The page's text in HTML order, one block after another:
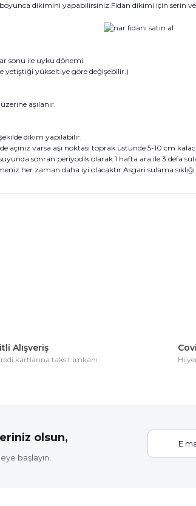
dikimini yapabilirsiniz.Fidan dikimi için serin
sonu ile uyku dönemi.
yetiştiği yükseltiye göre değişebilir.)
aşılanır.
dikim yapılabilir.
varsa aşı noktası toprak üstünde 5-10 cm
sonran periyodik olarak 1 hafta ara ile 3 defa
her zaman daha iyi olacaktır.Asgari sulama
Alışveriş
kartlarına taksit imkanı
olsun,
başlayın.